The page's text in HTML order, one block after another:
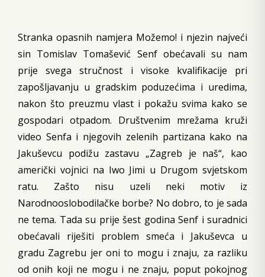
Stranka opasnih namjera Možemo! i njezin najveći
sin Tomislav Tomašević Senf obećavali su nam
prije svega stručnost i visoke kvalifikacije pri
zapošljavanju u gradskim poduzećima i uredima,
nakon što preuzmu vlast i pokažu svima kako se
gospodari otpadom. Društvenim mrežama kruži
video Senfa i njegovih zelenih partizana kako na
Jakuševcu podižu zastavu „Zagreb je naš“, kao
američki vojnici na Iwo Jimi u Drugom svjetskom
ratu. Zašto nisu uzeli neki motiv iz
Narodnooslobodilačke borbe? No dobro, to je sada
ne tema. Tada su prije šest godina Senf i suradnici
obećavali riješiti problem smeća i Jakuševca u
gradu Zagrebu jer oni to mogu i znaju, za razliku
od onih koji ne mogu i ne znaju, poput pokojnog